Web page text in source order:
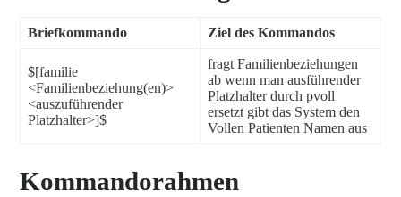
Briefkommando Ziel des Kommandos
$[familie
<Familienbeziehung(en)>
<auszuführender
Platzhalter>]$
fragt Familienbeziehungen
ab wenn man ausführender
Platzhalter durch pvoll
ersetzt gibt das System den
Vollen Patienten Namen aus
Kommandorahmen